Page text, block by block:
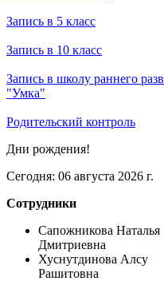
Запись в 5 класс
Запись в 10 класс
Запись в школу раннего
"Умка"
Родительский контроль
Дни рождения!
Сегодня: 06 августа 2026 г.
Сотрудники
Сапожникова Наталья
Дмитриевна
Хуснутдинова Алсу
Рашитовна